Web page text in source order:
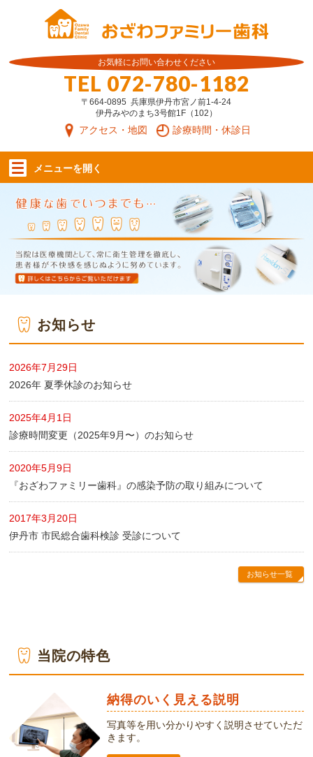
お気軽にお問い合わせください
TEL 072-780-1182
〒664-0895 兵庫県伊丹市宮ノ前1-4-24
伊丹みやのまち3号館1F（102）
アクセス・地図 診療時間・休診日
メニューを開く
お知らせ
2026年7月29日
2026年 夏季休診のお知らせ
2025年4月1日
診療時間変更（2025年9月〜）のお知らせ
2020年5月9日
『おざわファミリー歯科』の感染予防の取り組みについて
2017年3月20日
伊丹市 市民総合歯科検診 受診について
お知らせ一覧
当院の特色
納得のいく見える説明
写真等を用い分かりやすく説明させていただ
きます。